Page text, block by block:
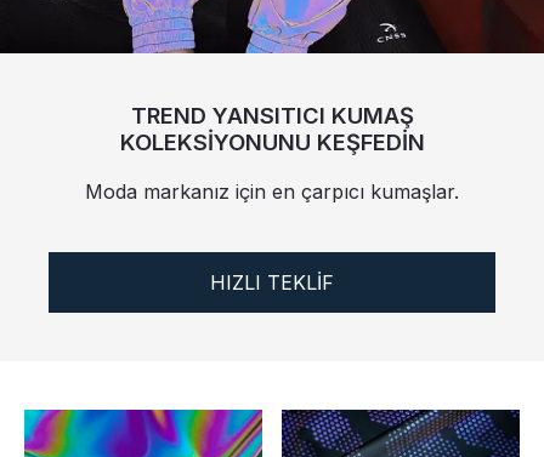
Temas etmek
TREND YANSITICI KUMAŞ
KOLEKSİYONUNU KEŞFEDİN
Moda markanız için en çarpıcı kumaşlar.
HIZLI TEKLİF